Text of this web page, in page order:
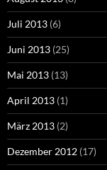
Juli 2013 (6)
Juni 2013 (25)
Mai 2013 (13)
April 2013 (1)
März 2013 (2)
Dezember 2012 (17)